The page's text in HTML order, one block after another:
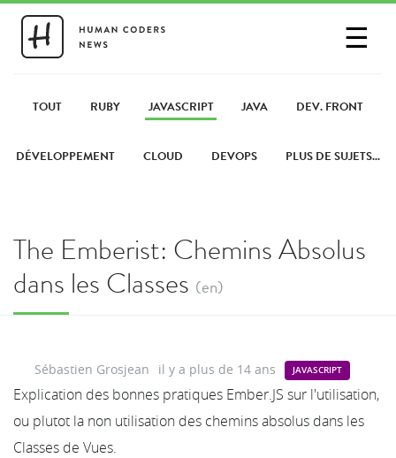
☰
PARTAGER UN LIEN
TOUT RUBY JAVASCRIPT JAVA DEV. FRONT
DÉVELOPPEMENT CLOUD DEVOPS PLUS DE SUJETS...
The Emberist: Chemins Absolus
dans les Classes (en)
Sébastien Grosjean il y a plus de 14 ans JAVASCRIPT
Explication des bonnes pratiques Ember.JS sur l'utilisation,
ou plutot la non utilisation des chemins absolus dans les
Classes de Vues.